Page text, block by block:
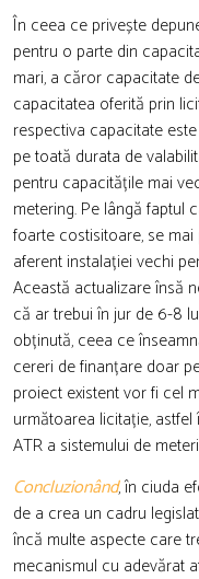
În ceea ce privește
pentru o parte din
mari, a căror capacitate
capacitatea oferită prin
respectiva capacitate
pe toată durata de
pentru capacitățile mai
metering. Pe lângă faptul
foarte costisitoare, se
aferent instalației vechi
Această actualizare însă
că ar trebui în jur de 6-8
obținută, ceea ce
cereri de finanțare doar
proiect existent vor fi cel
următoarea licitație,
ATR a sistemului de
Concluzionând, în ciuda
de a crea un cadru
încă multe aspecte care
mecanismul cu adevărat